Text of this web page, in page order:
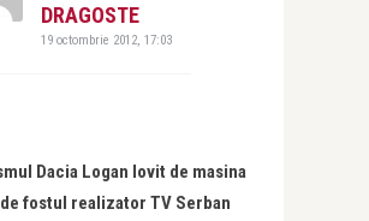
DRAGOSTE
19 octombrie 2012, 17:03
Dacia Logan lovit de masina
fostul realizator TV Serban